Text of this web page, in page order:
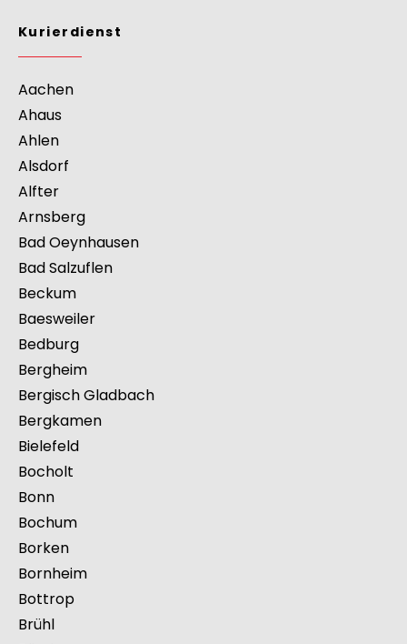
Kurierdienst>Europa
Kurierdienst
Aachen
Ahaus
Ahlen
Alsdorf
Alfter
Arnsberg
Bad Oeynhausen
Bad Salzuflen
Beckum
Baesweiler
Bedburg
Bergheim
Bergisch Gladbach
Bergkamen
Bielefeld
Bocholt
Bonn
Bochum
Borken